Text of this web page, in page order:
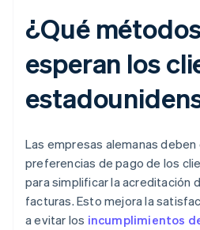
¿Qué
esperan los
Las empresas alemanas
preferencias de pago de los
para simplificar la acreditación
facturas. Esto mejora la
a evitar los incumplimientos